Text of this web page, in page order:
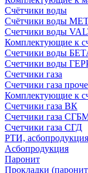
Счётчики воды
Счётчики воды
Счетчики воды
Комплектующие к
Счетчики воды
Счетчики воды
Счетчики газа
Счетчики газа
Комплектующие к
Счетчики газа ВК
Счетчики газа
Счетчики газа СГД
РТИ,
Асбопродукция
Паронит
Прокладки